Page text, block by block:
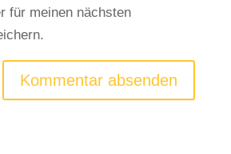
für meinen nächsten